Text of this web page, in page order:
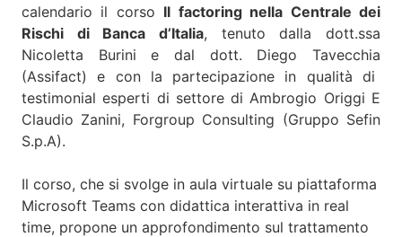
calendario il corso Il factoring nella Centrale dei
Rischi di Banca d’Italia, tenuto dalla dott.ssa
Nicoletta Burini e dal dott. Diego Tavecchia
(Assifact) e con la partecipazione in qualità di
testimonial esperti di settore di Ambrogio Origgi E
Claudio Zanini, Forgroup Consulting (Gruppo Sefin
S.p.A).
Il corso, che si svolge in aula virtuale su piattaforma
Microsoft Teams con didattica interattiva in real
time, propone un approfondimento sul trattamento